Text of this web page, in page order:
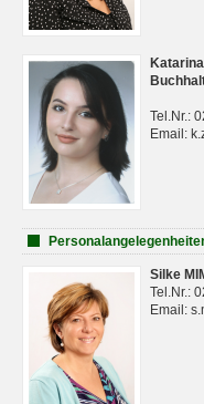
Tel.Nr.:
Email:
Silke
Tel.Nr.:
Email: